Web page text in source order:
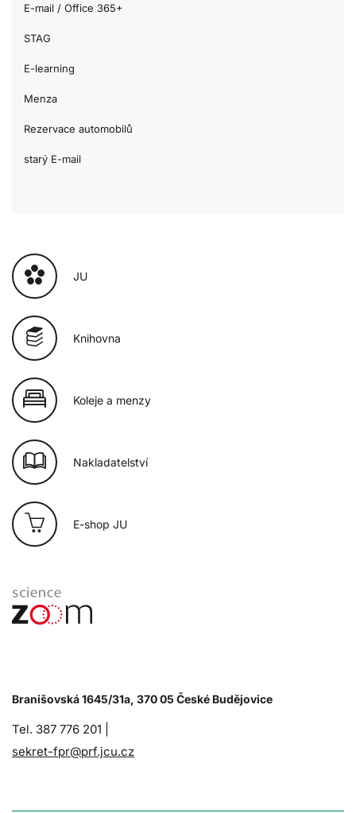
E-mail / Office 365+
STAG
E-learning
Menza
Rezervace automobilů
starý E-mail
JU
Knihovna
Koleje a menzy
Nakladatelství
E-shop JU
Branišovská 1645/31a, 370 05 České Budějovice
Tel. 387 776 201 |
sekret-fpr@prf.jcu.cz